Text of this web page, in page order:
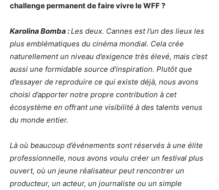
challenge permanent de faire vivre le WFF ?
Karolina Bomba :Les deux. Cannes est l’un des lieux les
plus emblématiques du cinéma mondial. Cela crée
naturellement un niveau d’exigence très élevé, mais c’est
aussi une formidable source d’inspiration. Plutôt que
d’essayer de reproduire ce qui existe déjà, nous avons
choisi d’apporter notre propre contribution à cet
écosystème en offrant une visibilité à des talents venus
du monde entier.
Là où beaucoup d’événements sont réservés à une élite
professionnelle, nous avons voulu créer un festival plus
ouvert, où un jeune réalisateur peut rencontrer un
producteur, un acteur, un journaliste ou un simple